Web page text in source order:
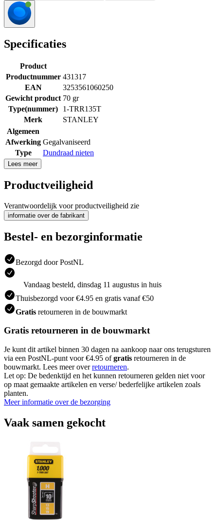
Specificaties
Product
Productnummer 431317
EAN
3253561060250
Gewicht product 70 gr
Type(nummer)
1-TRR135T
Merk
STANLEY
Algemeen
Afwerking Gegalvaniseerd
Type
Dundraad nieten
Lees meer
Productveiligheid
Verantwoordelijk voor productveiligheid zie
informatie over de fabrikant
Bestel- en bezorginformatie
Bezorgd door PostNL
Vandaag besteld, dinsdag 11 augustus in huis
Thuisbezorgd voor €4.95 en gratis vanaf €50
Gratis retourneren in de bouwmarkt
Gratis retourneren in de bouwmarkt
Je kunt dit artikel binnen 30 dagen na aankoop naar ons terugsturen
via een PostNL-punt voor €4.95 ofgratis retourneren in de
bouwmarkt. Lees meer overretourneren.
Let op: De bedenktijd en het kunnen retourneren gelden niet voor
op maat gemaakte artikelen en verse/ bederfelijke artikelen zoals
planten.
Meer informatie over de bezorging
Vaak samen gekocht